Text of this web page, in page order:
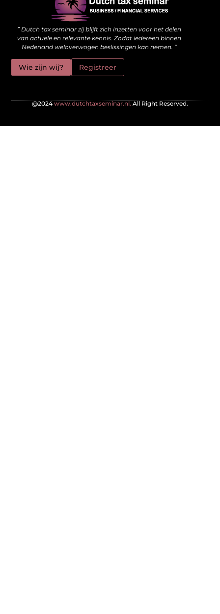
” Dutch tax seminar zij blijft zich inzetten voor het delen
van actuele en relevante kennis. Zodat iedereen binnen
Nederland weloverwogen beslissingen kan nemen. “
Wie zijn wij? Registreer
@2024www.dutchtaxseminar.nl.All Right Reserved.